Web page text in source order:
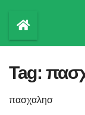
content
Tag:
πασχαλησ